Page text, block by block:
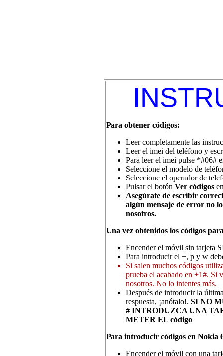
Para obtener códigos:
Leer completamente las
Leer el imei del teléfono y
Para leer el imei pulse *#06#
Seleccione el modelo de
Seleccione el operador de
Pulsar el botón Ver códigos
Asegúrate de escribir
algún mensaje de error no
nosotros.
Una vez obtenidos los códigos
Encender el móvil sin tarjeta
Para introducir el +, p y w
Si salen muchos códigos
prueba el acabado en +1#. Si
nosotros. No lo intentes más.
Después de introducir la
respuesta, ¡anótalo!. SI NO
# INTRODUZCA UNA
METER EL código
Para introducir códigos en Nokia
Encender el móvil con una